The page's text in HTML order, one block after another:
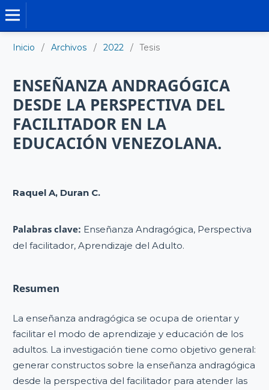
Inicio / Archivos / 2022 / Tesis
ENSEÑANZA ANDRAGÓGICA
DESDE LA PERSPECTIVA DEL
FACILITADOR EN LA
EDUCACIÓN VENEZOLANA.
Raquel A, Duran C.
Palabras clave: Enseñanza Andragógica, Perspectiva
del facilitador, Aprendizaje del Adulto.
Resumen
La enseñanza andragógica se ocupa de orientar y
facilitar el modo de aprendizaje y educación de los
adultos. La investigación tiene como objetivo general:
generar constructos sobre la enseñanza andragógica
desde la perspectiva del facilitador para atender las